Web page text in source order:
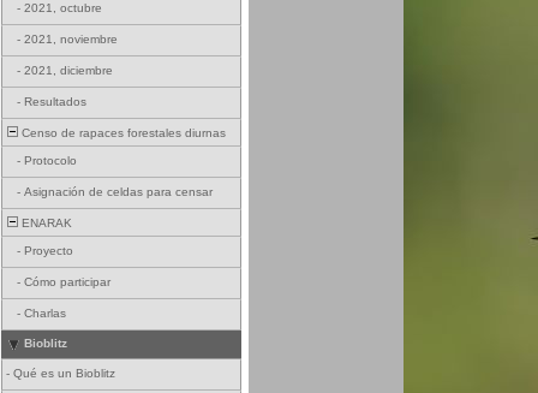
- 2021, octubre
- 2021, noviembre
- 2021, diciembre
- Resultados
Censo de rapaces forestales diurnas
- Protocolo
- Asignación de celdas para censar
ENARAK
- Proyecto
- Cómo participar
- Charlas
Bioblitz
- Qué es un Bioblitz